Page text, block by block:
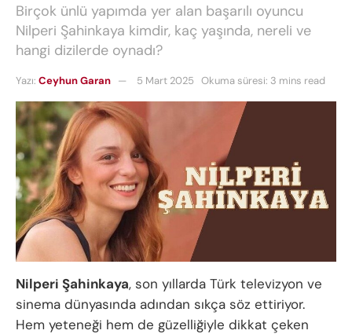
Birçok ünlü yapımda yer alan başarılı oyuncu
Nilperi Şahinkaya kimdir, kaç yaşında, nereli ve
hangi dizilerde oynadı?
Yazı: Ceyhun Garan 5 Mart 2025 Okuma süresi: 3 mins read
Nilperi Şahinkaya, son yıllarda Türk televizyon ve
sinema dünyasında adından sıkça söz ettiriyor.
Hem yeteneği hem de güzelliğiyle dikkat çeken